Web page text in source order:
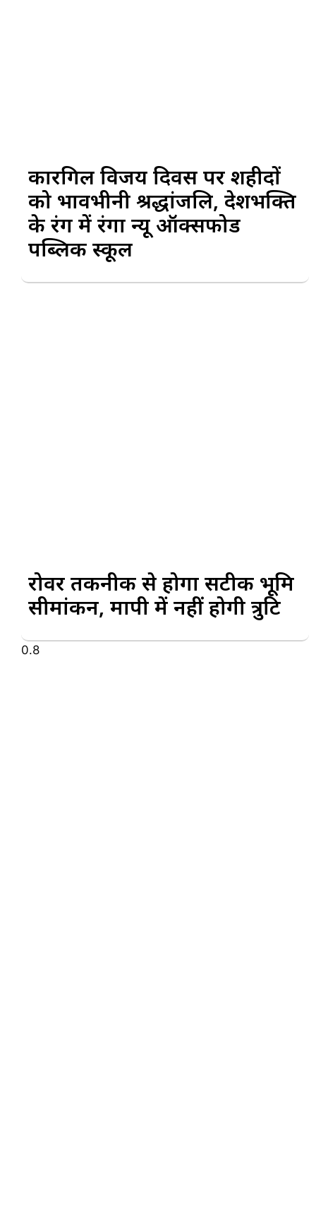
कारगिल विजय दिवस पर शहीदों
को भावभीनी श्रद्धांजलि, देशभक्ति
के रंग में रंगा न्यू ऑक्सफोर्ड
पब्लिक स्कूल
रोवर तकनीक से होगा सटीक भूमि
सीमांकन, मापी में नहीं होगी त्रुटि